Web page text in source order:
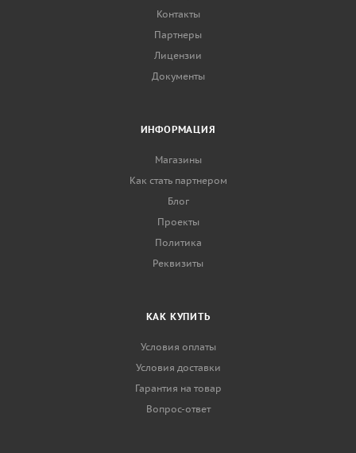
Контакты
Партнеры
Лицензии
Документы
ИНФОРМАЦИЯ
Магазины
Как стать партнером
Блог
Проекты
Политика
Реквизиты
КАК КУПИТЬ
Условия оплаты
Условия доставки
Гарантия на товар
Вопрос-ответ